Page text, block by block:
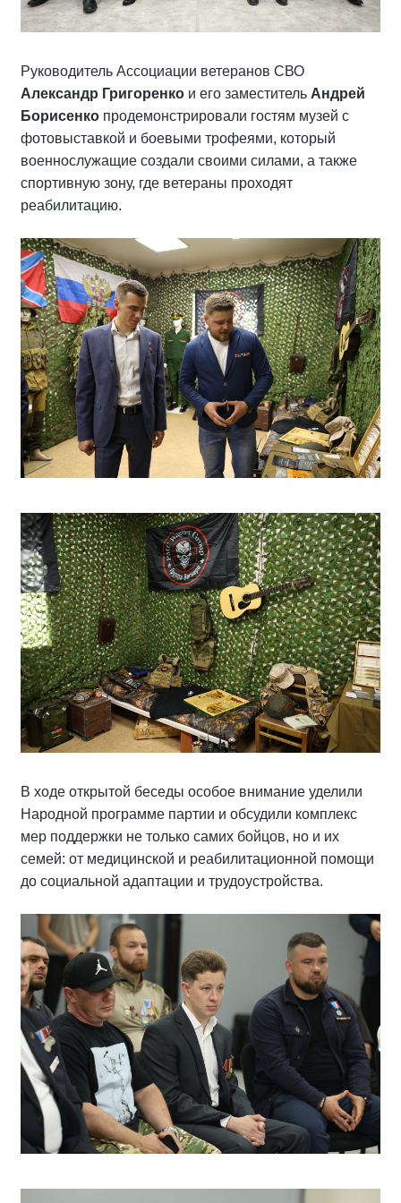
Руководитель Ассоциации ветеранов СВО
Александр Григоренко и его заместитель Андрей
Борисенко продемонстрировали гостям музей с
фотовыставкой и боевыми трофеями, который
военнослужащие создали своими силами, а также
спортивную зону, где ветераны проходят
реабилитацию.
В ходе открытой беседы особое внимание уделили
Народной программе партии и обсудили комплекс
мер поддержки не только самих бойцов, но и их
семей: от медицинской и реабилитационной помощи
до социальной адаптации и трудоустройства.